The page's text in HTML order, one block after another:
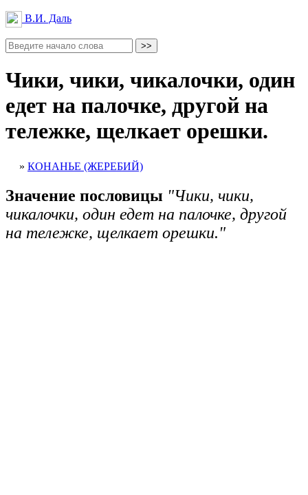
В.И. Даль
Чики, чики, чикалочки, один
едет на палочке, другой на
тележке, щелкает орешки.
» КОНАНЬЕ (ЖЕРЕБИЙ)
Значение пословицы "Чики, чики,
чикалочки, один едет на палочке, другой
на тележке, щелкает орешки."